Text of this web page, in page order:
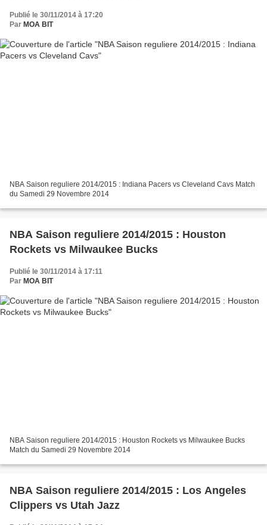
Publié le 30/11/2014 à 17:20
Par MOA BIT
NBA Saison reguliere 2014/2015 : Indiana Pacers vs Cleveland Cavs Match
du Samedi 29 Novembre 2014
NBA Saison reguliere 2014/2015 : Houston
Rockets vs Milwaukee Bucks
Publié le 30/11/2014 à 17:11
Par MOA BIT
NBA Saison reguliere 2014/2015 : Houston Rockets vs Milwaukee Bucks
Match du Samedi 29 Novembre 2014
NBA Saison reguliere 2014/2015 : Los Angeles
Clippers vs Utah Jazz